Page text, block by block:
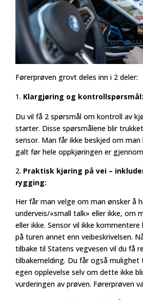
Førerprøven grovt deles inn i 2 deler:
Klargjøring og kontrollspørsmål:
Du vil få 2 spørsmål om kontroll av
starter. Disse spørsmålene blir
sensor. Man får ikke beskjed om
galt før hele oppkjøringen er
2. Praktisk kjøring på vei –
rygging:
Her får man velge om man ønsker å
underveis/«small talk» eller ikke, om
eller ikke. Sensor vil ikke
på turen annet enn veibeskrivelsen.
tilbake til Statens vegvesen vil du få
tilbakemelding. Du får også
egen opplevelse selv om dette ikke
vurderingen av prøven. Førerprøven